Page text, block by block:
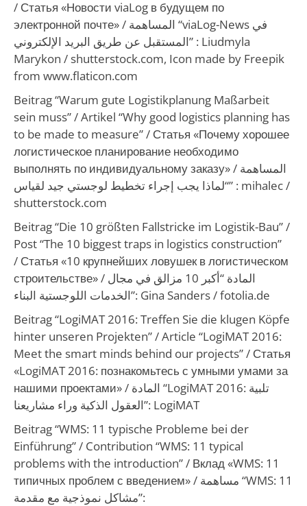
/ Статья «Новости viaLog в будущем по
электронной почте» / المساهمة “viaLog-News في
المستقبل عن طريق البريد الإلكتروني” : Liudmyla
Marykon / shutterstock.com, Icon made by Freepik
from www.flaticon.com
Beitrag “Warum gute Logistikplanung Maßarbeit
sein muss” /Artikel “Why good logistics planning has
to be made to measure”/ Статья «Почему хорошее
логистическое планирование необходимо
выполнять по индивидуальному заказу» / المساهمة
“لماذا يجب إجراء تخطيط لوجستي جيد لقياس” : mihalec /
shutterstock.com
Beitrag “Die 10 größten Fallstricke im Logistik-Bau” /
Post “The 10 biggest traps in logistics construction”
/ Статья «10 крупнейших ловушек в логистическом
строительстве»/ المادة “أكبر 10 مزالق في مجال
الخدمات اللوجستية البناء”: Gina Sanders / fotolia.de
Beitrag “LogiMAT 2016: Treffen Sie die klugen Köpfe
hinter unseren Projekten” /Article “LogiMAT 2016:
Meet the smart minds behind our projects”/ Статья
«LogiMAT 2016: познакомьтесь с умными умами за
нашими проектами»/ المادة “LogiMAT 2016: تلبية
العقول الذكية وراء مشاريعنا”: LogiMAT
Beitrag “WMS: 11 typische Probleme bei der
Einführung” / Contribution “WMS: 11 typical
problems with the introduction”/ Вклад «WMS: 11
типичных проблем с введением»/ مساهمة “WMS: 11
مشاكل نموذجية مع مقدمة”: